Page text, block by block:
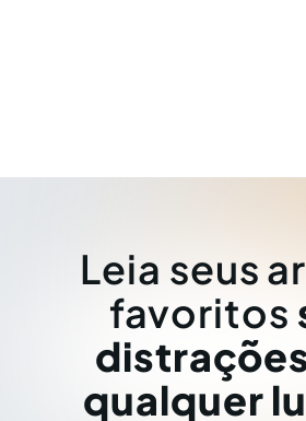
Leia seus
favoritos
qualquer